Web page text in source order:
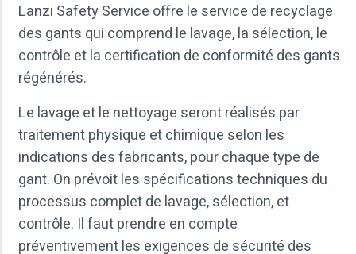
Lanzi Safety Service offre le service de recyclage
des gants qui comprend le lavage, la sélection, le
contrôle et la certification de conformité des gants
régénérés.
Le lavage et le nettoyage seront réalisés par
traitement physique et chimique selon les
indications des fabricants, pour chaque type de
gant. On prévoit les spécifications techniques du
processus complet de lavage, sélection, et
contrôle. Il faut prendre en compte
préventivement les exigences de sécurité des